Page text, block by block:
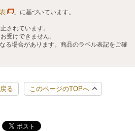
」に基づいています。
されています。
受けできません。
る場合があります。商品のラベル表記をご確
る このページのTOPへ